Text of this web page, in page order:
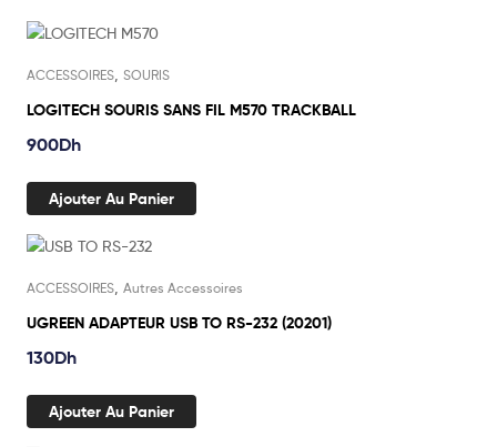
ACCESSOIRES SOURIS
LOGITECH SOURIS SANS FIL M570 TRACKBALL
900Dh
Ajouter Au Panier
ACCESSOIRES Autres Accessoires
UGREEN ADAPTEUR USB TO RS-232 (20201)
130Dh
Ajouter Au Panier